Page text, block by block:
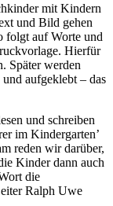
mit Kindern
und Bild gehen
folgt auf Worte und
Hierfür
Später werden
aufgeklebt – das
und schreiben
im Kindergarten’
reden wir darüber,
Kinder dann auch
die
Ralph Uwe